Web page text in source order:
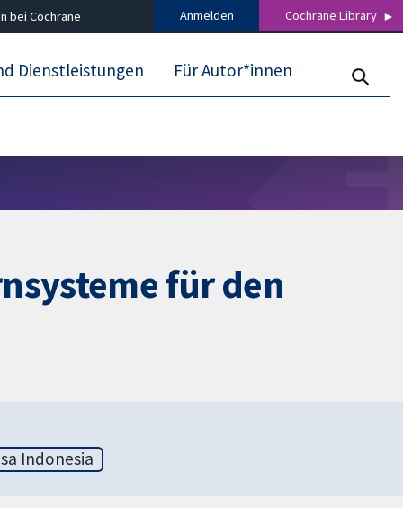
bei Cochrane Anmelden Cochrane Library
Dienstleistungen Für Autor*innen
für den
Indonesia